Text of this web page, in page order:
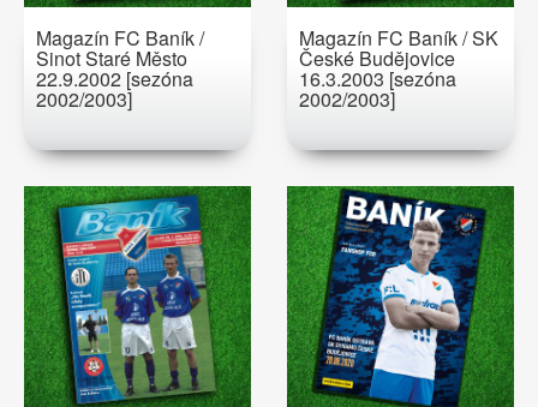
Magazín FC Baník /
Sinot Staré Město
22.9.2002 [sezóna
2002/2003]
Magazín FC Baník / SK
České Budějovice
16.3.2003 [sezóna
2002/2003]